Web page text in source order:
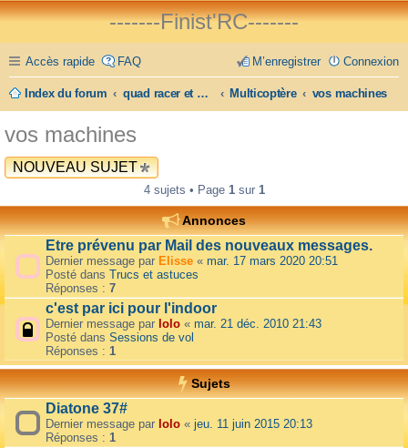
-------Finist'RC-------
Accès rapide FAQ Connexion
M’enregistrer
Index du forum quad racer et FPV Multicoptère vos machines
vos machines
NOUVEAU SUJET
4 sujets • Page 1sur 1
Annonces
Etre prévenu par Mail des nouveaux messages.
Dernier message par Elisse « mar. 17 mars 2020 20:51
Posté dans Trucs et astuces
Réponses : 7
c'est par ici pour l'indoor
Dernier message par lolo « mar. 21 déc. 2010 21:43
Posté dans Sessions de vol
Réponses : 1
Sujets
Diatone 37#
Dernier message par lolo « jeu. 11 juin 2015 20:13
Réponses : 1